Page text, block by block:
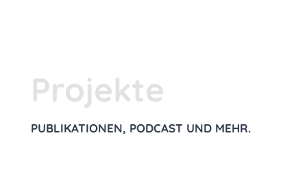
Projekte
PUBLIKATIONEN, PODCAST UND MEHR.